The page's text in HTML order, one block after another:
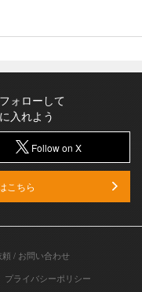
ォローして
入れよう
Follow on X
こちら
/ お問い合わせ
プライバシーポリシー